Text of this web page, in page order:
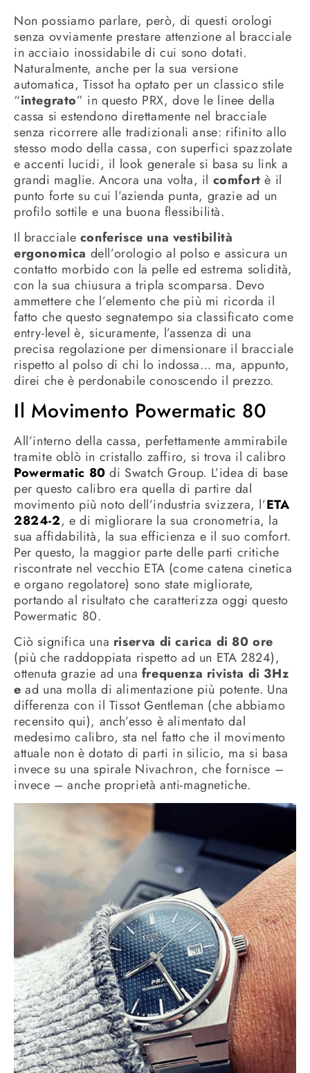
Non possiamo parlare, però, di questi orologi
senza ovviamente prestare attenzione al bracciale
in acciaio inossidabile di cui sono dotati.
Naturalmente, anche per la sua versione
automatica, Tissot ha optato per un classico stile
“integrato” in questo PRX, dove le linee della
cassa si estendono direttamente nel bracciale
senza ricorrere alle tradizionali anse: rifinito allo
stesso modo della cassa, con superfici spazzolate
e accenti lucidi, il look generale si basa su link a
grandi maglie. Ancora una volta, il comfort è il
punto forte su cui l’azienda punta, grazie ad un
profilo sottile e una buona flessibilità.
Il bracciale conferisce una vestibilità
ergonomica dell’orologio al polso e assicura un
contatto morbido con la pelle ed estrema solidità,
con la sua chiusura a tripla scomparsa. Devo
ammettere che l’elemento che più mi ricorda il
fatto che questo segnatempo sia classificato come
entry-level è, sicuramente, l’assenza di una
precisa regolazione per dimensionare il bracciale
rispetto al polso di chi lo indossa… ma, appunto,
direi che è perdonabile conoscendo il prezzo.
Il Movimento Powermatic 80
All’interno della cassa, perfettamente ammirabile
tramite oblò in cristallo zaffiro, si trova il calibro
Powermatic 80 di Swatch Group. L’idea di base
per questo calibro era quella di partire dal
movimento più noto dell’industria svizzera, l’ETA
2824-2, e di migliorare la sua cronometria, la
sua affidabilità, la sua efficienza e il suo comfort.
Per questo, la maggior parte delle parti critiche
riscontrate nel vecchio ETA (come catena cinetica
e organo regolatore) sono state migliorate,
portando al risultato che caratterizza oggi questo
Powermatic 80.
Ciò significa una riserva di carica di 80 ore
(più che raddoppiata rispetto ad un ETA 2824),
ottenuta grazie ad una frequenza rivista di 3Hz
e ad una molla di alimentazione più potente. Una
differenza con il Tissot Gentleman (che abbiamo
recensito qui), anch’esso è alimentato dal
medesimo calibro, sta nel fatto che il movimento
attuale non è dotato di parti in silicio, ma si basa
invece su una spirale Nivachron, che fornisce –
invece – anche proprietà anti-magnetiche.